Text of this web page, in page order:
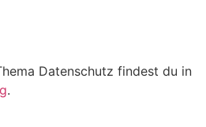
Datenschutz findest du in
.